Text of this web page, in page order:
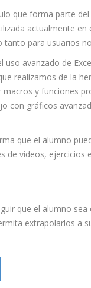
que forma parte
actualmente
para usuarios
uso avanzado de
realizamos de la
y funciones
con gráficos
que el alumno
de vídeos,
que el alumno
extrapolarlos a